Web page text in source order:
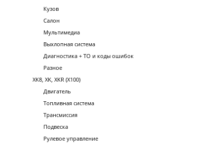
Кузов
Салон
Мультимедиа
Выхлопная система
Диагностика + ТО и коды ошибок
Разное
XK8, XK, XKR (X100)
Двигатель
Топливная система
Трансмиссия
Подвеска
Рулевое управление